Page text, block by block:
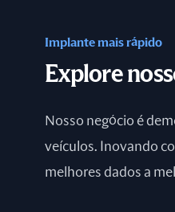
Implante mais rápido
Explore
Nosso negócio é
veículos. Inovando
melhores dados a